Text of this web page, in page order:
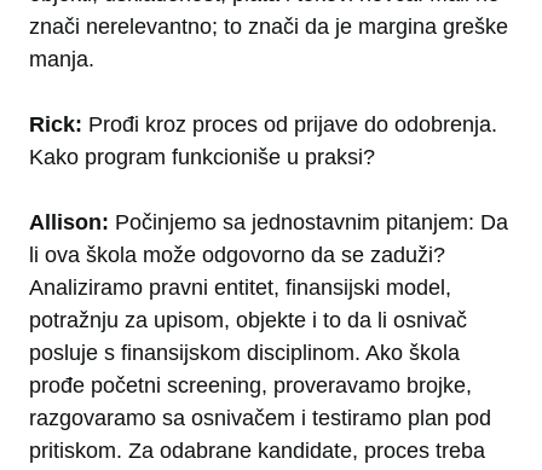
znači nerelevantno; to znači da je margina greške
manja.
Rick: Prođi kroz proces od prijave do odobrenja.
Kako program funkcioniše u praksi?
Allison: Počinjemo sa jednostavnim pitanjem: Da
li ova škola može odgovorno da se zaduži?
Analiziramo pravni entitet, finansijski model,
potražnju za upisom, objekte i to da li osnivač
posluje s finansijskom disciplinom. Ako škola
prođe početni screening, proveravamo brojke,
razgovaramo sa osnivačem i testiramo plan pod
pritiskom. Za odabrane kandidate, proces treba